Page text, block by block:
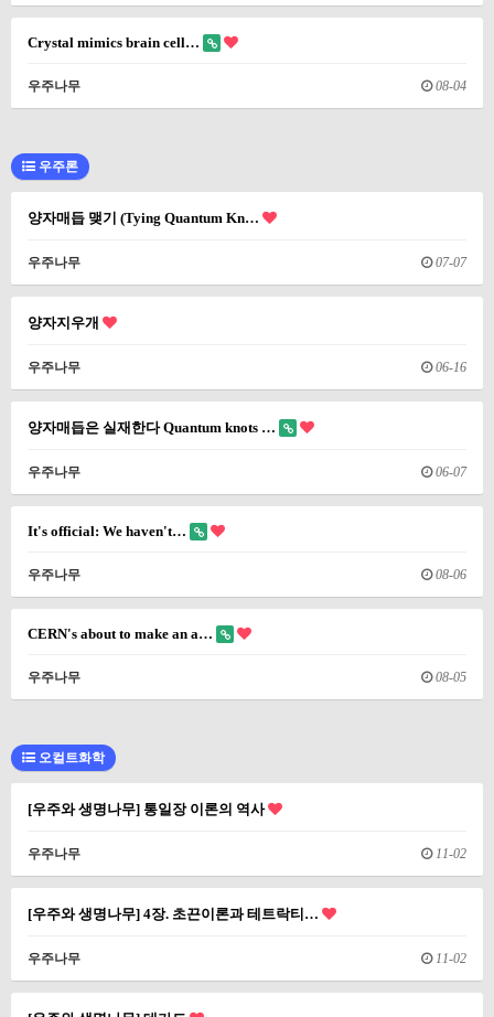
Crystal mimics brain cell…
우주나무 08-04
우주론
양자매듭 맺기 (Tying Quantum Kn…
우주나무 07-07
양자지우개
우주나무 06-16
양자매듭은 실재한다 Quantum knots …
우주나무 06-07
It's official: We haven't…
우주나무 08-06
CERN's about to make an a…
우주나무 08-05
오컬트화학
[우주와 생명나무] 통일장 이론의 역사
우주나무 11-02
[우주와 생명나무] 4장. 초끈이론과 테트락티…
우주나무 11-02